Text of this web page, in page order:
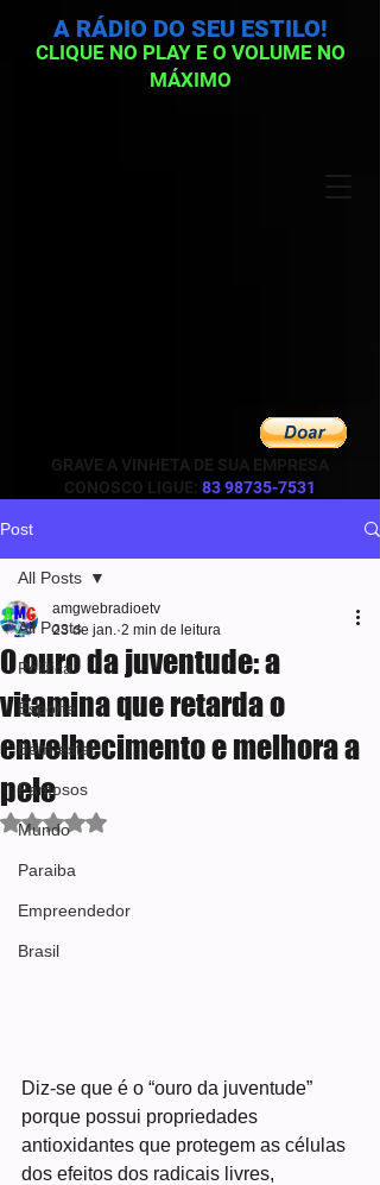
GRAVE A VINHETA DE SUA EMPRESA
CONOSCO LIGUE: 83 98735-7531
CLIQUE NO PLAY E O VOLUME NO
MÁXIMO
A RÁDIO DO SEU ESTILO!
Post
All Posts
Política
Esporte
Bem-estar
Famosos
Mundo
Paraiba
Empreendedor
Brasil
All Posts
O ouro da juventude: a
vitamina que retarda o
envelhecimento e melhora a
pele
amgwebradioetv
23 de jan. 2 min de leitura
Avaliado com NaN de 5 estrelas.
Diz-se que é o “ouro da juventude”
porque possui propriedades
antioxidantes que protegem as células
dos efeitos dos radicais livres,